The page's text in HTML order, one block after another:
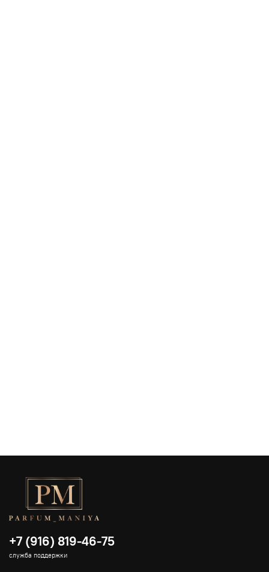
+7 (916) 819-46-75
служба поддержки